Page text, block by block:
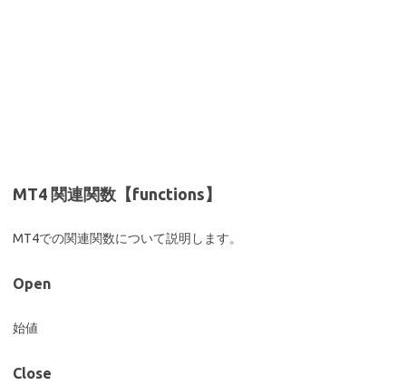
MT4 関連関数【functions】
MT4での関連関数について説明します。
Open
始値
Close